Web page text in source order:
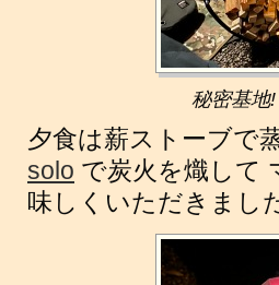
秘密基地!
夕食は薪ストーブで
solo で炭火を熾して
味しくいただきまし